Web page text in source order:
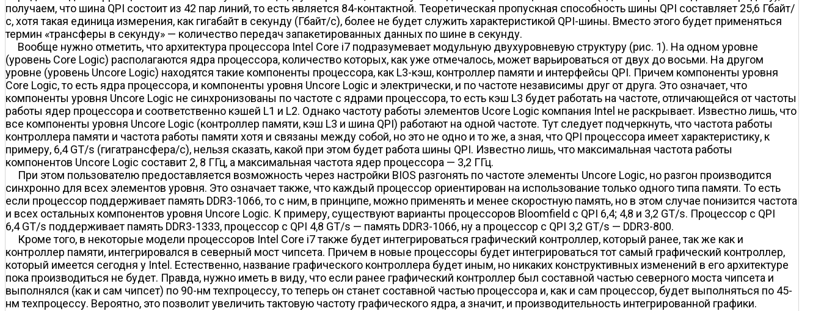
получаем, что шина QPI состоит из 42 пар линий, то есть является 84-контактной. Теоретическая пропускная способность шины QPI составляет 25,6 Гбайт/
с, хотя такая единица измерения, как гигабайт в секунду (Гбайт/с), более не будет служить характеристикой QPI-шины. Вместо этого будет применяться
термин «трансферы в секунду» — количество передач запакетированных данных по шине в секунду.
Вообще нужно отметить, что архитектура процессора Intel Core i7 подразумевает модульную двухуровневую структуру (рис. 1). На одном уровне
(уровень Core Logic) располагаются ядра процессора, количество которых, как уже отмечалось, может варьироваться от двух до восьми. На другом
уровне (уровень Uncore Logic) находятся такие компоненты процессора, как L3-кэш, контроллер памяти и интерфейсы QPI. Причем компоненты уровня
Core Logic, то есть ядра процессора, и компоненты уровня Uncore Logic и электрически, и по частоте независимы друг от друга. Это означает, что
компоненты уровня Uncore Logic не синхронизованы по частоте с ядрами процессора, то есть кэш L3 будет работать на частоте, отличающейся от частоты
работы ядер процессора и соответственно кэшей L1 и L2. Однако частоту работы элементов Ucore Logic компания Intel не раскрывает. Известно лишь, что
все компоненты уровня Uncore Logic (контроллер памяти, кэш L3 и шина QPI) работают на одной частоте. Тут следует подчеркнуть, что частота работы
контроллера памяти и частота работы памяти хотя и связаны между собой, но это не одно и то же, а зная, что QPI процессора имеет характеристику, к
примеру, 6,4 GT/s (гигатрансфера/с), нельзя сказать, какой при этом будет работа шины QPI. Известно лишь, что максимальная частота работы
компонентов Uncore Logic составит 2, 8 ГГц, а максимальная частота ядер процессора — 3,2 ГГц.
При этом пользователю предоставляется возможность через настройки BIOS разгонять по частоте элементы Uncore Logic, но разгон производится
синхронно для всех элементов уровня. Это означает также, что каждый процессор ориентирован на использование только одного типа памяти. То есть
если процессор поддерживает память DDR3-1066, то с ним, в принципе, можно применять и менее скоростную память, но в этом случае понизится частота
и всех остальных компонентов уровня Uncore Logic. К примеру, существуют варианты процессоров Bloomfield с QPI 6,4; 4,8 и 3,2 GT/s. Процессор с QPI
6,4 GT/s поддерживает память DDR3-1333, процессор с QPI 4,8 GT/s — память DDR3-1066, ну а процессор с QPI 3,2 GT/s — DDR3-800.
Кроме того, в некоторые модели процессоров Intel Core i7 также будет интегрироваться графический контроллер, который ранее, так же как и
контроллер памяти, интегрировался в северный мост чипсета. Причем в новые процессоры будет интегрироваться тот самый графический контроллер,
который имеется сегодня у Intel. Естественно, название графического контроллера будет иным, но никаких конструктивных изменений в его архитектуре
пока производиться не будет. Правда, нужно иметь в виду, что если ранее графический контроллер был составной частью северного моста чипсета и
выполнялся (как и сам чипсет) по 90-нм техпроцессу, то теперь он станет составной частью процессора и, как и сам процессор, будет выполняться по 45-
нм техпроцессу. Вероятно, это позволит увеличить тактовую частоту графического ядра, а значит, и производительность интегрированной графики.